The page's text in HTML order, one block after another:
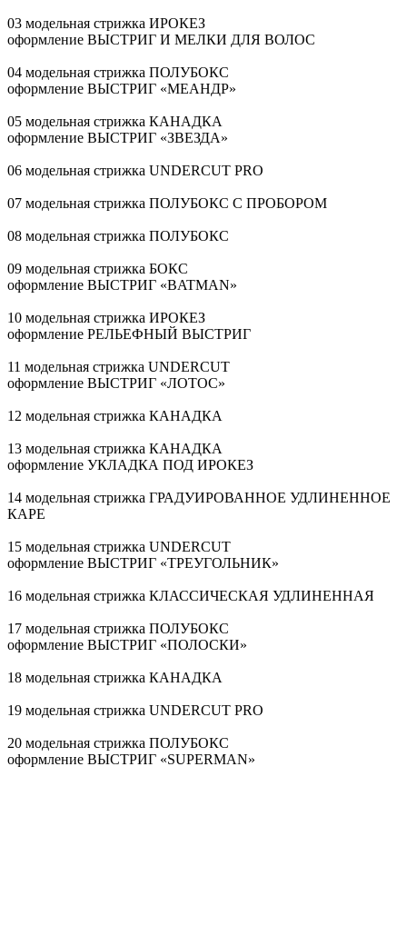
03 модельная стрижка ИРОКЕЗ
оформление ВЫСТРИГ И МЕЛКИ ДЛЯ ВОЛОС
04 модельная стрижка ПОЛУБОКС
оформление ВЫСТРИГ «МЕАНДР»
05 модельная стрижка КАНАДКА
оформление ВЫСТРИГ «ЗВЕЗДА»
06 модельная стрижка UNDERCUT PRO
07 модельная стрижка ПОЛУБОКС С ПРОБОРОМ
08 модельная стрижка ПОЛУБОКС
09 модельная стрижка БОКС
оформление ВЫСТРИГ «BATMAN»
10 модельная стрижка ИРОКЕЗ
оформление РЕЛЬЕФНЫЙ ВЫСТРИГ
11 модельная стрижка UNDERCUT
оформление ВЫСТРИГ «ЛОТОС»
12 модельная стрижка КАНАДКА
13 модельная стрижка КАНАДКА
оформление УКЛАДКА ПОД ИРОКЕЗ
14 модельная стрижка ГРАДУИРОВАННОЕ УДЛИНЕННОЕ
КАРЕ
15 модельная стрижка UNDERCUT
оформление ВЫСТРИГ «ТРЕУГОЛЬНИК»
16 модельная стрижка КЛАССИЧЕСКАЯ УДЛИНЕННАЯ
17 модельная стрижка ПОЛУБОКС
оформление ВЫСТРИГ «ПОЛОСКИ»
18 модельная стрижка КАНАДКА
19 модельная стрижка UNDERCUT PRO
20 модельная стрижка ПОЛУБОКС
оформление ВЫСТРИГ «SUPERMAN»